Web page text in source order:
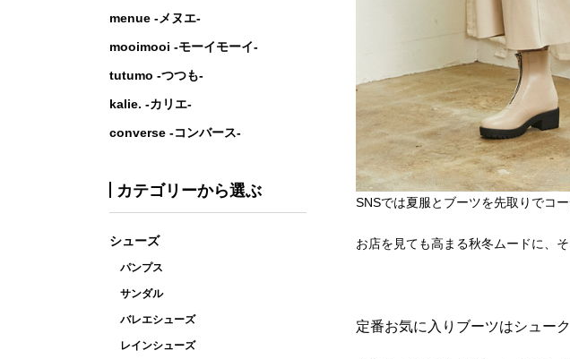
SNSでは夏服とブーツを先取りでコ
お店を見ても高まる秋冬ムードに、
定番お気に入りブーツはシュー
menue -メヌエ-
mooimooi -モーイモーイ-
tutumo -つつも-
kalie. -カリエ-
converse -コンバース-
カテゴリーから選ぶ
シューズ
パンプス
サンダル
バレエシューズ
レインシューズ